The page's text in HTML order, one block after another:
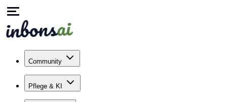
Community
Pflege & KI